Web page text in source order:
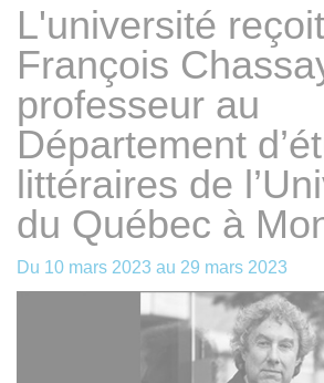
L'université
François
professeur au
Département
littéraires de
du Québec à
Du 10 mars 2023 au 29 mars 2023